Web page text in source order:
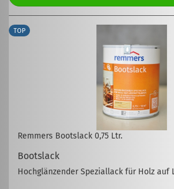
TOP
Remmers Bootslack 0,75 Ltr.
Bootslack
Hochglänzender Speziallack für Holz auf